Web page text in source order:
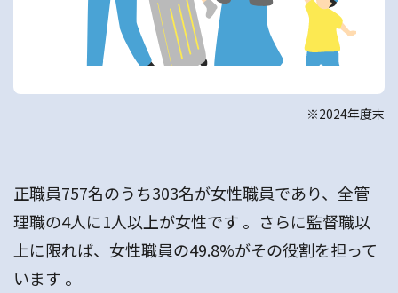
※2024年度末
正職員757名のうち303名が女性職員であり、全管
理職の4人に1人以上が女性です 。さらに監督職以
上に限れば、女性職員の49.8%がその役割を担って
います 。